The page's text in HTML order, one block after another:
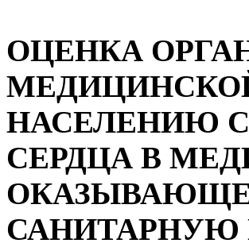
ОЦЕНКА
НАСЕЛЕНИЮ
СЕРДЦА В